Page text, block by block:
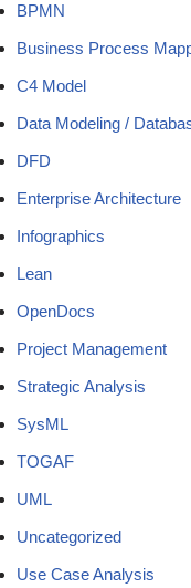
BPMN
Business Process
C4 Model
Data Modeling /
DFD
Enterprise Architecture
Infographics
Lean
OpenDocs
Project Management
Strategic Analysis
SysML
TOGAF
UML
Uncategorized
Use Case Analysis